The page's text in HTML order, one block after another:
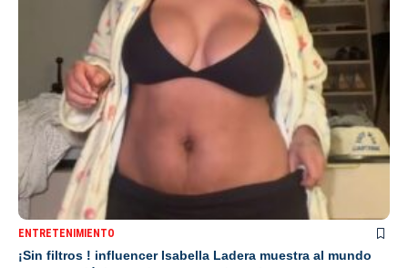
ENTRETENIMIENTO
¡Sin filtros ! influencer Isabella Ladera muestra al mundo